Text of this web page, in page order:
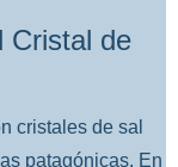
Cristal de
cristales de sal
patagónicas. En